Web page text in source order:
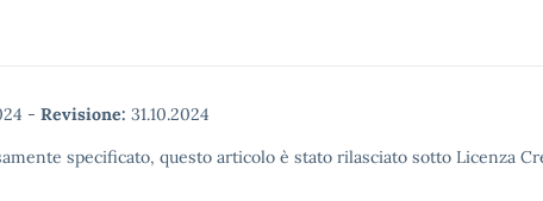
- Revisione: 31.10.2024
specificato, questo articolo è stato rilasciato sotto Licenza